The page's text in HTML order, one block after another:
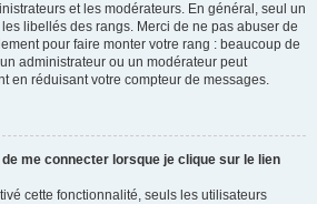
et les modérateurs. En général, seul un
libellés des rangs. Merci de ne pas abuser de
pour faire monter votre rang : beaucoup de
administrateur ou un modérateur peut
en réduisant votre compteur de messages.
de me connecter lorsque je clique sur le lien
cette fonctionnalité, seuls les utilisateurs